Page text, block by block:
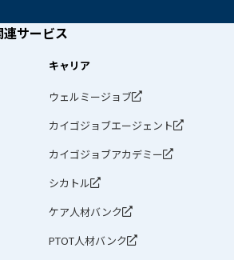
連サービス
キャリア
ウェルミージョブ
カイゴジョブエージェント
カイゴジョブアカデミー
シカトル
ケア人材バンク
PTOT人材バンク